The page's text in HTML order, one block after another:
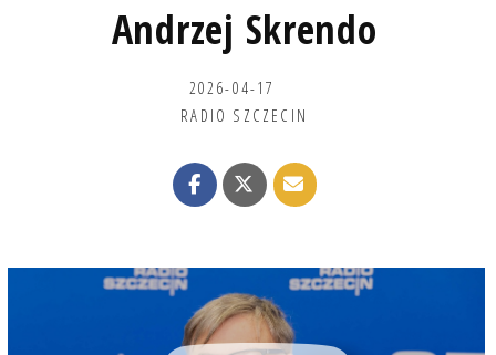
Andrzej Skrendo
2026-04-17
RADIO SZCZECIN